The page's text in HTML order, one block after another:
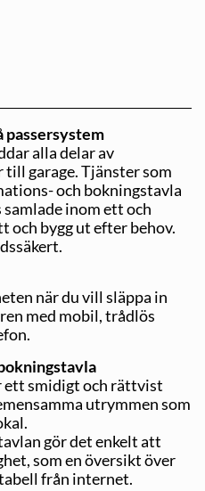
passersystem
alla delar av
garage. Tjänster som
och bokningstavla
inom ett och
och bygg ut efter behov.
när du vill släppa in
med mobil, trådlös
ett smidigt och rättvist
utrymmen som
gör det enkelt att
som en översikt över
från internet.